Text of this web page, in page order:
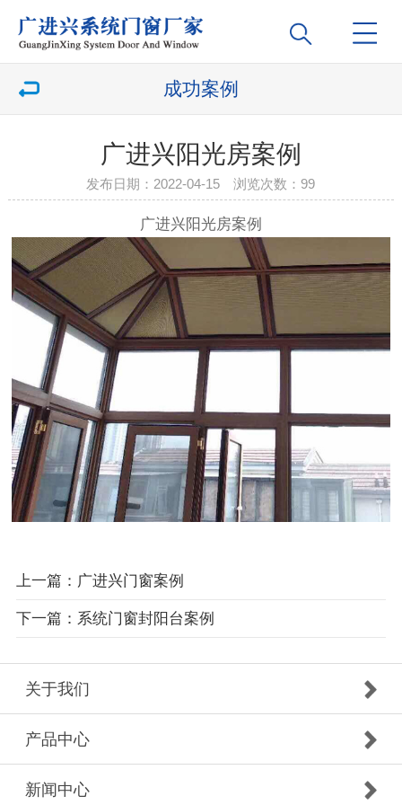
成功案例
广进兴阳光房案例
发布日期：2022-04-15 浏览次数： 99
广进兴阳光房案例
上一篇：广进兴门窗案例
下一篇：系统门窗封阳台案例
关于我们
产品中心
新闻中心